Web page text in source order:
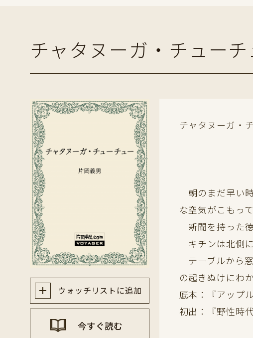
チャタヌーガ・チューチ
ウォッチリストに追加
今すぐ読む
チャタヌーガ・
朝のまだ早い
な空気がこもって
新聞を持った
キチンは北側
テーブルから
の起きぬけにわ
底本：『アップ
初出：『野性時